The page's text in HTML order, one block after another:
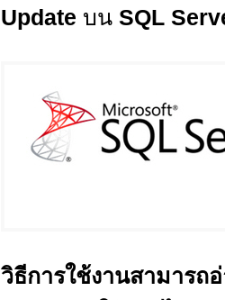
Update บน SQL
วิธีการใช้งานสามารถ